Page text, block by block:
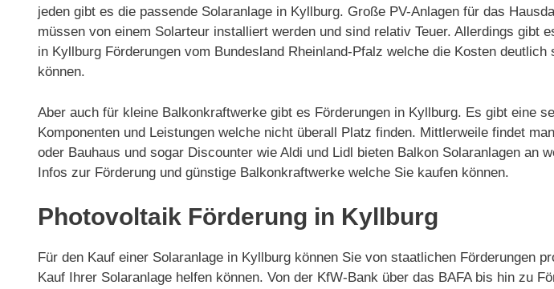
jeden gibt es die passende Solaranlage in Kyllburg. Große PV-Anlagen für das
müssen von einem Solarteur installiert werden und sind relativ Teuer. Allerdings gibt
in Kyllburg Förderungen vom Bundesland Rheinland-Pfalz welche die Kosten deutlich
können.
Aber auch für kleine Balkonkraftwerke gibt es Förderungen in Kyllburg. Es gibt eine
Komponenten und Leistungen welche nicht überall Platz finden. Mittlerweile findet
oder Bauhaus und sogar Discounter wie Aldi und Lidl bieten Balkon Solaranlagen
Infos zur Förderung und günstige Balkonkraftwerke welche Sie kaufen können.
Photovoltaik Förderung in Kyllburg
Für den Kauf einer Solaranlage in Kyllburg können Sie von staatlichen Förderungen
Kauf Ihrer Solaranlage helfen können. Von der KfW-Bank über das BAFA bis hin zu